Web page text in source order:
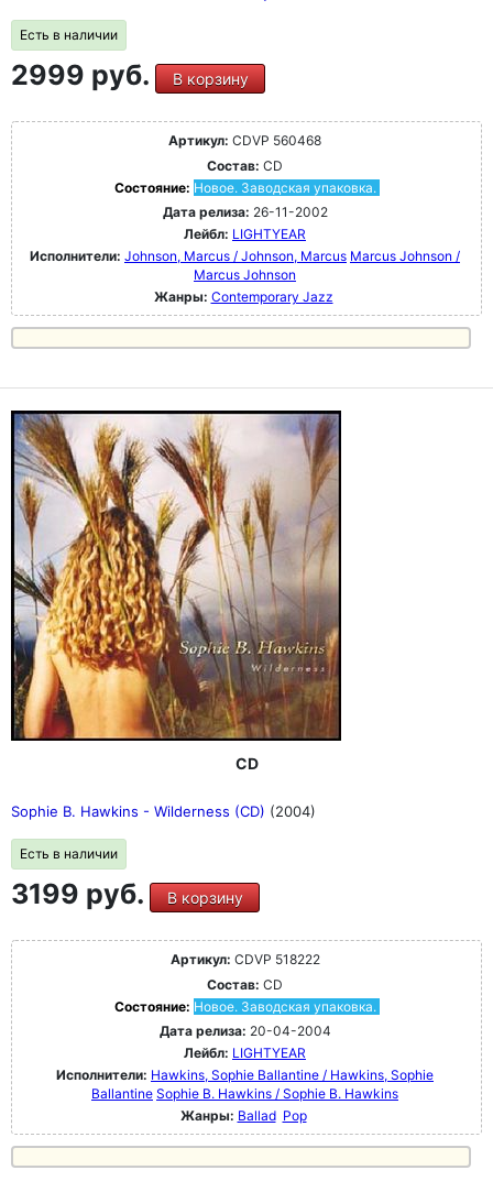
Есть в наличии
2999 руб. В корзину
Артикул: CDVP 560468
Состав: CD
Состояние: Новое. Заводская упаковка.
Дата релиза: 26-11-2002
Лейбл: LIGHTYEAR
Исполнители: Johnson, Marcus / Johnson, Marcus Marcus Johnson /
Marcus Johnson
Жанры: Contemporary Jazz
CD
Sophie B. Hawkins - Wilderness (CD) (2004)
Есть в наличии
3199 руб. В корзину
Артикул: CDVP 518222
Состав: CD
Состояние: Новое. Заводская упаковка.
Дата релиза: 20-04-2004
Лейбл: LIGHTYEAR
Исполнители: Hawkins, Sophie Ballantine / Hawkins, Sophie
Ballantine Sophie B. Hawkins / Sophie B. Hawkins
Жанры: Ballad Pop